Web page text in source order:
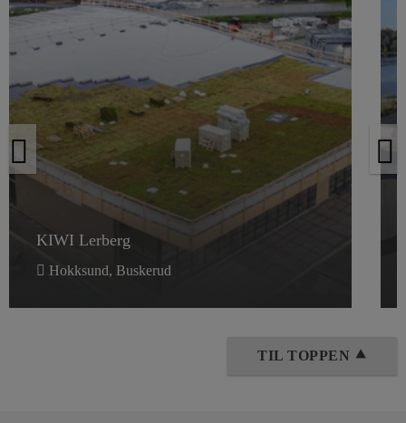
KIWI Lerberg
Hokksund, Buskerud
KIWI Lerberg
TIL TOPPEN ⯅